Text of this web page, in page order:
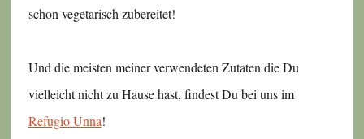
schon vegetarisch zubereitet!
Und die meisten meiner verwendeten Zutaten die Du
vielleicht nicht zu Hause hast, findest Du bei uns im
Refugio Unna!